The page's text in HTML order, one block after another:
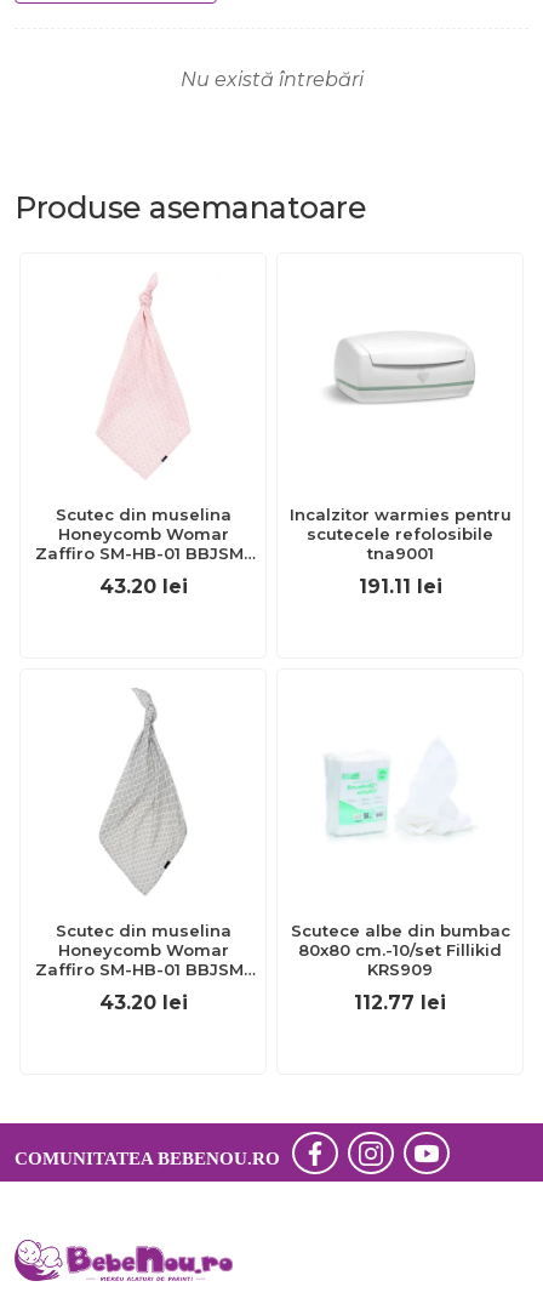
Nu există întrebări
Produse asemanatoare
Scutec din muselina
Honeycomb Womar
Zaffiro SM-HB-01 BBJSM-
43.20 lei
Incalzitor warmies pentru
scutecele refolosibile
tna9001
191.11 lei
Scutec din muselina
Honeycomb Womar
Zaffiro SM-HB-01 BBJSM-
43.20 lei
Scutece albe din bumbac
80x80 cm.-10/set Fillikid
KRS909
112.77 lei
COMUNITATEA BEBENOU.RO